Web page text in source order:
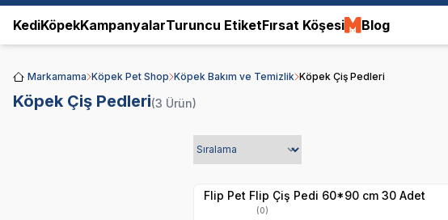
KediKöpekKampanyalarTuruncu EtiketFırsat Köşesi Blog
Markamama Köpek Pet Shop Köpek Bakım ve Temizlik Köpek Çiş Pedleri
Köpek Çiş Pedleri(3 Ürün)
Satıcı
Flip Pet Flip Çiş Pedi 60*90 cm 30 Adet
(0)